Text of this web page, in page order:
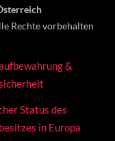
Rechte vorbehalten
&
Status des
in Europa